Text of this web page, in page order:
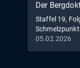
Der
Staffel 19,
05.02.2026